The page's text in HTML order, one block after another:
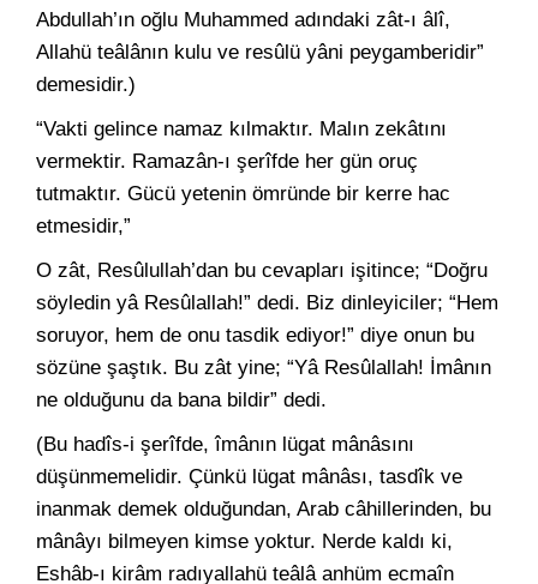
Abdullah’ın oğlu Muhammed adındaki zât-ı âlî,
Allahü teâlânın kulu ve resûlü yâni peygamberidir”
demesidir.)
“Vakti gelince namaz kılmaktır. Malın zekâtını
vermektir. Ramazân-ı şerîfde her gün oruç
tutmaktır. Gücü yetenin ömründe bir kerre hac
etmesidir,”
O zât, Resûlullah’dan bu cevapları işitince; “Doğru
söyledin yâ Resûlallah!” dedi. Biz dinleyiciler; “Hem
soruyor, hem de onu tasdik ediyor!” diye onun bu
sözüne şaştık. Bu zât yine; “Yâ Resûlallah! İmânın
ne olduğunu da bana bildir” dedi.
(Bu hadîs-i şerîfde, îmânın lügat mânâsını
düşünmemelidir. Çünkü lügat mânâsı, tasdîk ve
inanmak demek olduğundan, Arab câhillerinden, bu
mânâyı bilmeyen kimse yoktur. Nerde kaldı ki,
Eshâb-ı kirâm radıyallahü teâlâ anhüm ecmaîn